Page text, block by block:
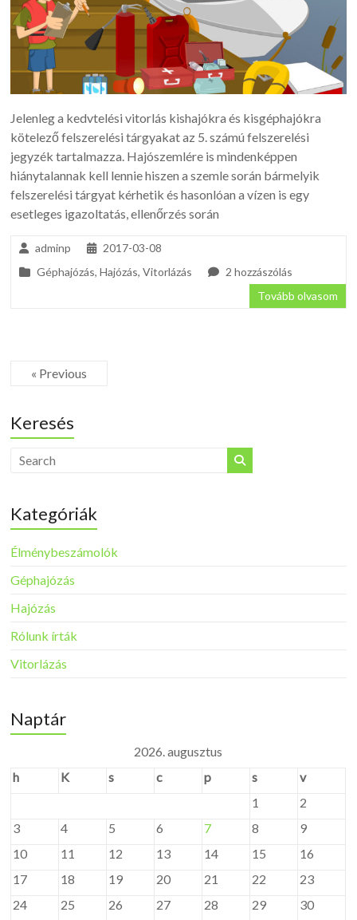
Jelenleg a kedvtelési vitorlás kishajókra és kisgéphajókra
kötelező felszerelési tárgyakat az 5. számú felszerelési
jegyzék tartalmazza. Hajószemlére is mindenképpen
hiánytalannak kell lennie hiszen a szemle során bármelyik
felszerelési tárgyat kérhetik és hasonlóan a vízen is egy
esetleges igazoltatás, ellenőrzés során
adminp
2017-03-08
Géphajózás,Hajózás,Vitorlázás
2 hozzászólás
Tovább olvasom
« Previous
Keresés
Kategóriák
Élménybeszámolók
Géphajózás
Hajózás
Rólunk írták
Vitorlázás
Naptár
2026. augusztus
h
K s c p s
v
1
2
3
4 5 6 7 8
9
10
11 12 13 14 15
16
17
18 19 20 21 22
23
24
25 26 27 28 29
30